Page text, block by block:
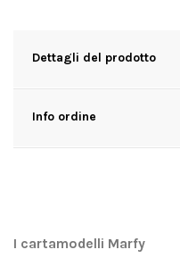
Dettagli del prodotto
Info ordine
I cartamodelli Marfy